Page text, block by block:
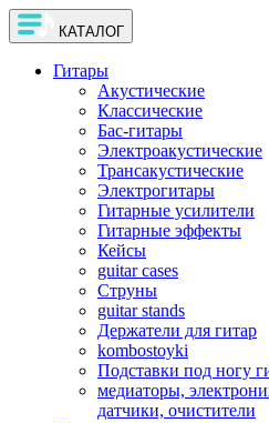
КАТАЛОГ
Гитары
Акустические
Классические
Бас-гитары
Электроакустические
Трансакустические
Электрогитары
Гитарные усилители
Гитарные эффекты
Кейсы
guitar cases
Струны
guitar stands
Держатели для гитар
kombostoyki
Подставки под ногу
медиаторы,
датчики, очистители